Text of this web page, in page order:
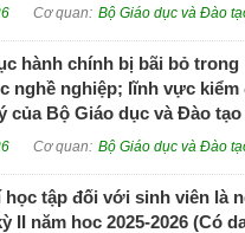
Bộ Giáo dục và Đào
hành chính bị bãi bỏ
nghề nghiệp; lĩnh vực
Bộ Giáo dục và Đào
Bộ Giáo dục và Đào
tập đối với sinh viên là
II năm hoc 2025-2026 (Có